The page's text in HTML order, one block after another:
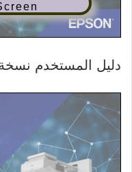
دليل المستخدم